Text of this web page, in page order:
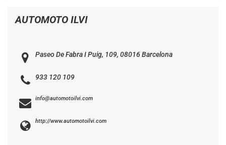
AUTOMOTO ILVI
Paseo De Fabra I Puig, 109, 08016 Barcelona
933 120 109
info@automotoilvi.com
http://www.automotoilvi.com